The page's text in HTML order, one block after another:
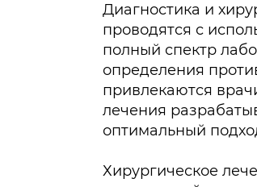
Диагностика и
проводятся с
полный спектр
определения
привлекаются
лечения
оптимальный
Хирургическое